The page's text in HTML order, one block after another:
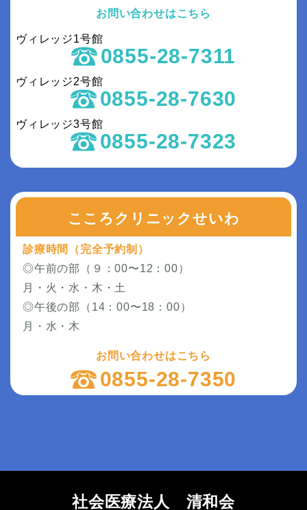
お問い合わせはこちら
ヴィレッジ1号館
0855-28-7311
ヴィレッジ2号館
0855-28-7630
ヴィレッジ3号館
0855-28-7323
こころクリニックせいわ
診療時間（完全予約制）
◎午前の部（９：00〜12：00）
月・火・水・木・土
◎午後の部（14：00〜18：00）
月・水・木
お問い合わせはこちら
0855-28-7350
社会医療法人 清和会